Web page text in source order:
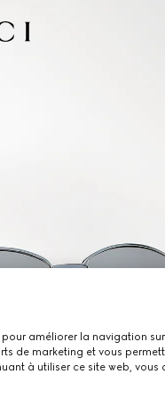
améliorer la navigation
de marketing et vous
à utiliser ce site web, vous